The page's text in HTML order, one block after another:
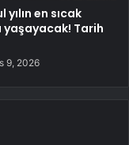
en sıcak
yaşayacak! Tarih
9, 2026